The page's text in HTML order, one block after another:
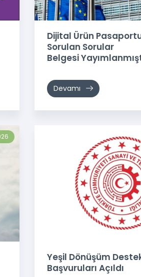
Dijital Ürün
Sorulan Sorular
Belgesi
Devamı
Yeşil Dönüşüm
Başvuruları Açıldı